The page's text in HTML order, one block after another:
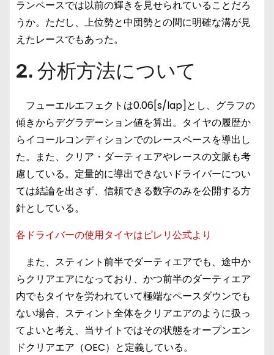
ランペースでは以前の輝きを見せられていることだろ
うか。ただし、上位勢と中団勢との間に明確な溝が見
えたレースでもあった。
2. 分析方法について
フューエルエフェクトは0.06[s/lap]とし、グラフの
傾きからデグラデーション値を算出。タイヤの履歴か
らイコールコンディションでのレースペースを導出し
た。また、クリア・ダーティエアやレースの文脈も考
慮している。定量的に導出できないドライバーについ
ては結論を出さず、信頼できる数字のみを公開する方
針としている。
各ドライバーの使用タイヤはピレリ公式より
また、スティント前半でダーティエアでも、途中か
らクリアエアになっており、かつ前半のダーティエア
内でもタイヤを労われていて極端なペースダウンでも
ない場合、スティント全体をクリアエアのように扱っ
てよいと考え、当サイトではその状態をオープンエン
ドクリアエア（OEC）と定義している。